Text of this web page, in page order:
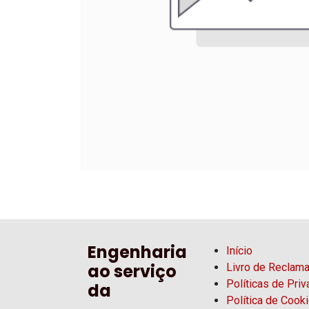
Engenharia
ao serviço
da
Início
Livro de
Políticas de
Política de